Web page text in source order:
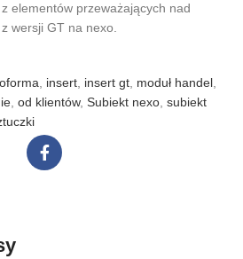
elementów przeważających nad
wersji GT na nexo.
insert insert gt moduł handel
od klientów, Subiekt nexo subiekt